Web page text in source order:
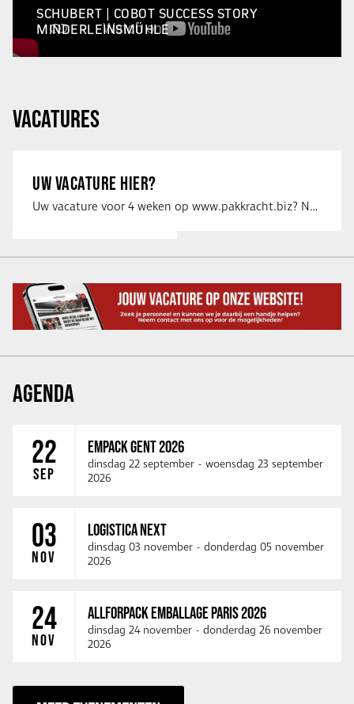
SCHUBERT | COBOT SUCCESS STORY
MINDERLEINSMÜHLE
VACATURES
UW VACATURE HIER?
Uw vacature voor 4 weken op www.pakkracht.biz? Neem dan contact op met Yannick van …
AGENDA
22
SEP
EMPACK GENT 2026
dinsdag 22 september - woensdag 23 september
2026
03
NOV
LOGISTICA NEXT
dinsdag 03 november - donderdag 05 november
2026
24
NOV
ALLFORPACK EMBALLAGE PARIS 2026
dinsdag 24 november - donderdag 26 november
2026